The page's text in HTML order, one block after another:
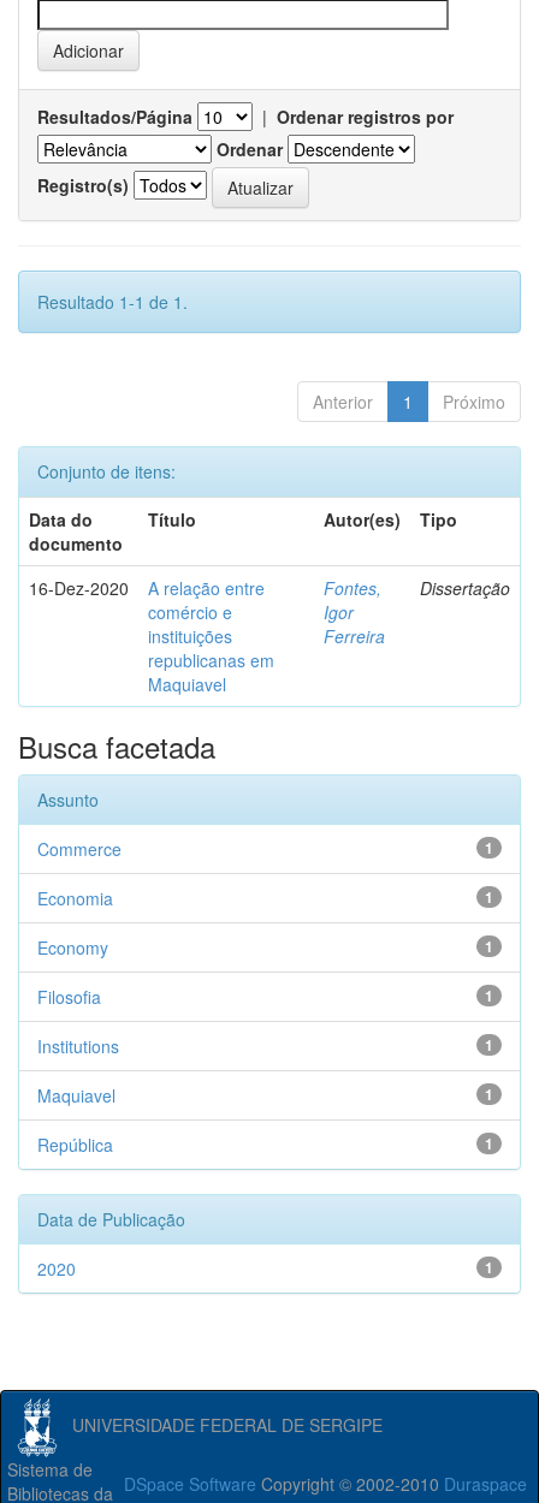
Resultados/Página | Ordenar registros por
Ordenar
Registro(s)
Resultado 1-1 de 1.
Anterior 1 Próximo
Conjunto de itens:
Data do
documento
Título Autor(es) Tipo
16-Dez-2020
A relação entre
comércio e
instituições
republicanas em
Maquiavel
Fontes,
Igor
Ferreira
Dissertação
Busca facetada
Assunto
1
Commerce
1
Economia
1
Economy
1
Filosofia
1
Institutions
1
Maquiavel
1
República
Data de Publicação
1
2020
UNIVERSIDADE FEDERAL DE SERGIPE
DSpace Software Copyright © 2002-2010 Duraspace
Sistema de
Bibliotecas da